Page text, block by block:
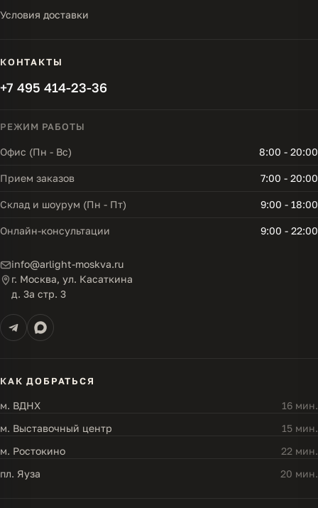
Условия доставки
КОНТАКТЫ
+7 495 414-23-36
РЕЖИМ РАБОТЫ
Офис (Пн - Вс) 8:00 - 20:00
Прием заказов 7:00 - 20:00
Склад и шоурум (Пн - Пт) 9:00 - 18:00
Онлайн-консультации 9:00 - 22:00
info@arlight-moskva.ru
г. Москва, ул. Касаткина
д. 3а стр. 3
КАК ДОБРАТЬСЯ
м. ВДНХ
16 мин.
м. Выставочный центр
15 мин.
м. Ростокино
22 мин.
пл. Яуза
20 мин.